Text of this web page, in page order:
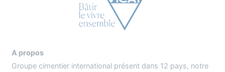
A propos
Groupe cimentier international présent dans 12 pays, notre